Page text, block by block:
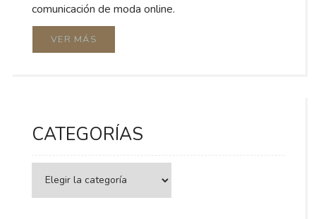
comunicación de moda online.
VER MÁS
CATEGORÍAS